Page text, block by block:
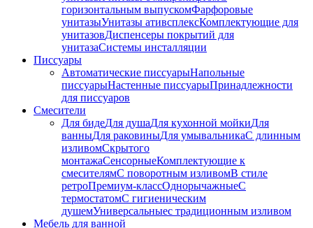
горизонтальным выпускомФарфоровые
унитазыУнитазы ативсплексКомплектующие для
унитазовДиспенсеры покрытий для
унитазаСистемы инсталляции
Писсуары
Автоматические писсуарыНапольные
писсуарыНастенные писсуарыПринадлежности
для писсуаров
Смесители
Для бидеДля душаДля кухонной мойкиДля
ванныДля раковиныДля умывальникаС длинным
изливомСкрытого
монтажаСенсорныеКомплектующие к
смесителямС поворотным изливомВ стиле
ретроПремиум-классОднорычажныеС
термостатомС гигиеническим
душемУниверсальныес традиционным изливом
Мебель для ванной